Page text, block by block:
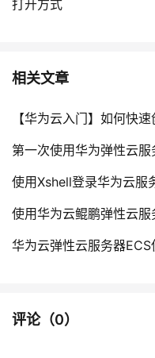
打开方式
相关文章
【华为云入门】如何快
第一次使用华为弹性云服
使用Xshell登录华为云服
使用华为云鲲鹏弹性云
华为云弹性云服务器ECS
评论（0）